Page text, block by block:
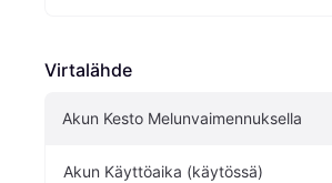
Virtalähde
Akun Kesto Melunvaimennuksella
Akun Käyttöaika (käytössä)